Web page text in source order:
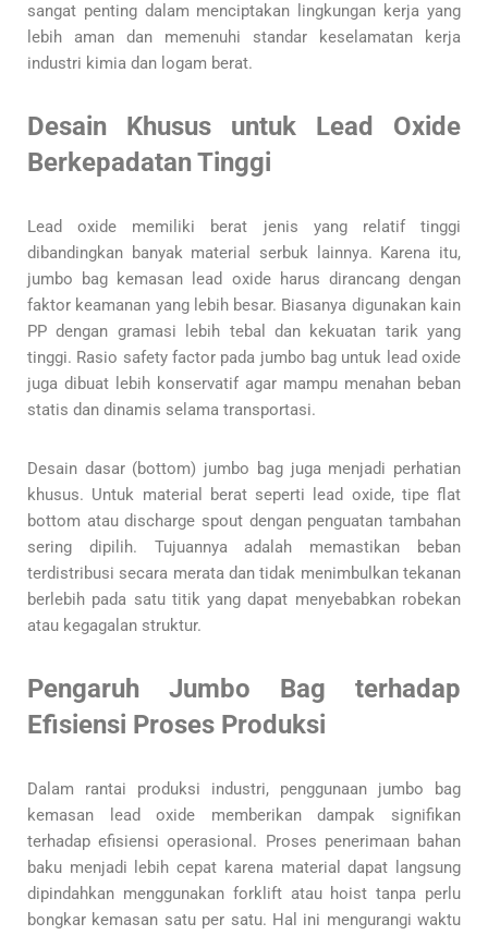
sangat penting dalam menciptakan lingkungan kerja yang
lebih aman dan memenuhi standar keselamatan kerja
industri kimia dan logam berat.
Desain Khusus untuk Lead Oxide
Berkepadatan Tinggi
Lead oxide memiliki berat jenis yang relatif tinggi
dibandingkan banyak material serbuk lainnya. Karena itu,
jumbo bag kemasan lead oxide harus dirancang dengan
faktor keamanan yang lebih besar. Biasanya digunakan kain
PP dengan gramasi lebih tebal dan kekuatan tarik yang
tinggi. Rasio safety factor pada jumbo bag untuk lead oxide
juga dibuat lebih konservatif agar mampu menahan beban
statis dan dinamis selama transportasi.
Desain dasar (bottom) jumbo bag juga menjadi perhatian
khusus. Untuk material berat seperti lead oxide, tipe flat
bottom atau discharge spout dengan penguatan tambahan
sering dipilih. Tujuannya adalah memastikan beban
terdistribusi secara merata dan tidak menimbulkan tekanan
berlebih pada satu titik yang dapat menyebabkan robekan
atau kegagalan struktur.
Pengaruh Jumbo Bag terhadap
Efisiensi Proses Produksi
Dalam rantai produksi industri, penggunaan jumbo bag
kemasan lead oxide memberikan dampak signifikan
terhadap efisiensi operasional. Proses penerimaan bahan
baku menjadi lebih cepat karena material dapat langsung
dipindahkan menggunakan forklift atau hoist tanpa perlu
bongkar kemasan satu per satu. Hal ini mengurangi waktu